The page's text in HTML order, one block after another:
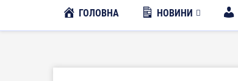
ГОЛОВНА НОВИНИ